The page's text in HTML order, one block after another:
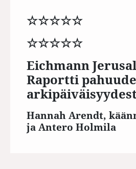
☆☆☆☆☆
☆☆☆☆☆
Eichmann
Raportti
Hannah Arendt,
ja Antero Holmila